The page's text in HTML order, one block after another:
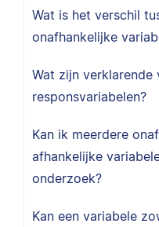
Wat is het verschil
onafhankelijke
Wat zijn verklarende
responsvariabelen?
Kan ik meerdere
afhankelijke
onderzoek?
Kan een variabele